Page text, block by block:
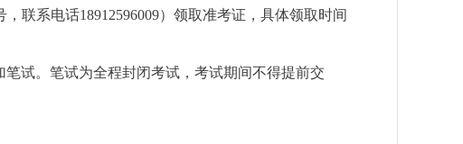
，联系电话18912596009）领取准考证，具体领取时间
试。笔试为全程封闭考试，考试期间不得提前交